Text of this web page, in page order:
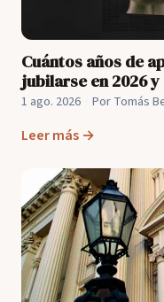
Cuántos años de
jubilarse en 2026
1 ago. 2026 Por Tomás
Leer más →